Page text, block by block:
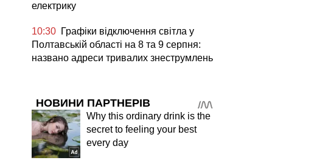
електрику
10:30 Графіки відключення світла у
Полтавській області на 8 та 9 серпня:
названо адреси тривалих знеструмлень
НОВИНИ ПАРТНЕРІВ
Why this ordinary drink is the
secret to feeling your best
every day